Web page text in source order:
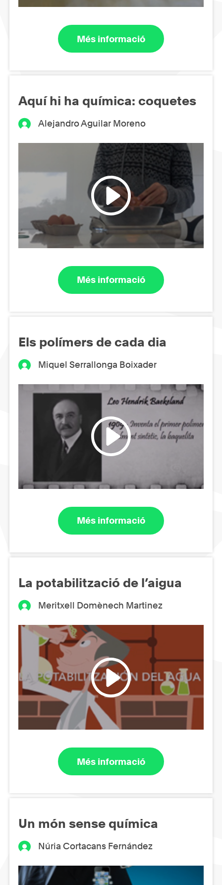
Més informació
Aquí hi ha química: coquetes
Alejandro Aguilar Moreno
Més informació
Els polímers de cada dia
Miquel Serrallonga Boixader
Més informació
La potabilització de l’aigua
Meritxell Domènech Martinez
Més informació
Un món sense química
Núria Cortacans Fernández